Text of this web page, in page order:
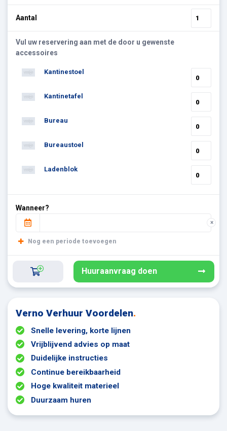
Aantal
Vul uw reservering aan met de door u gewenste
accessoires
Kantinestoel
Kantinetafel
Bureau
Bureaustoel
Ladenblok
Wanneer?
×
Nog een periode toevoegen
Huuraanvraag doen
Verno Verhuur Voordelen.
Snelle levering, korte lijnen
Vrijblijvend advies op maat
Duidelijke instructies
Continue bereikbaarheid
Hoge kwaliteit materieel
Duurzaam huren